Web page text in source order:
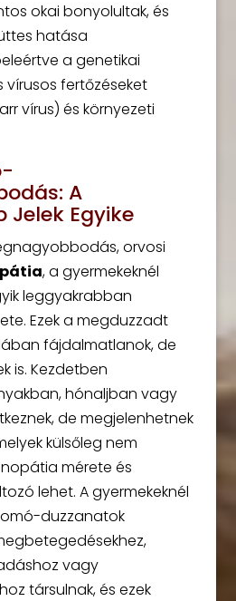
okai bonyolultak, és
hatása
a genetikai
fertőzéseket
vírus) és környezeti
A
Jelek Egyike
orvosi
, a gyermekeknél
leggyakrabban
Ezek a megduzzadt
fájdalmatlanok, de
is. Kezdetben
hónaljban vagy
de megjelenhetnek
külsőleg nem
mérete és
lehet. A gyermekeknél
duzzanatok
vagy
társulnak, és ezek